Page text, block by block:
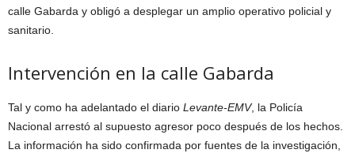
calle Gabarda y obligó a desplegar un amplio operativo policial y
sanitario.
Intervención en la calle Gabarda
Tal y como ha adelantado el diario Levante-EMV, la Policía
Nacional arrestó al supuesto agresor poco después de los hechos.
La información ha sido confirmada por fuentes de la investigación,